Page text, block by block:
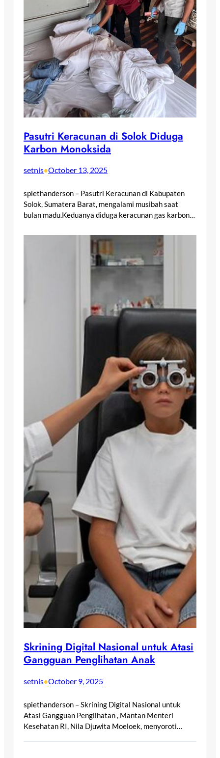
Pasutri Keracunan di Solok Diduga
Karbon Monoksida
setnis•October 13, 2025
spiethanderson – Pasutri Keracunan di Kabupaten
Solok, Sumatera Barat, mengalami musibah saat
bulan madu.Keduanya diduga keracunan gas karbon…
Skrining Digital Nasional untuk Atasi
Gangguan Penglihatan Anak
setnis•October 9, 2025
spiethanderson – Skrining Digital Nasional untuk
Atasi Gangguan Penglihatan , Mantan Menteri
Kesehatan RI, Nila Djuwita Moeloek, menyoroti…